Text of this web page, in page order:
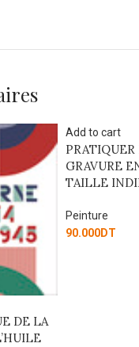
DE LA
Add to cart
PRATIQUER
GRAVURE
TAILLE
Peinture
90.000DT